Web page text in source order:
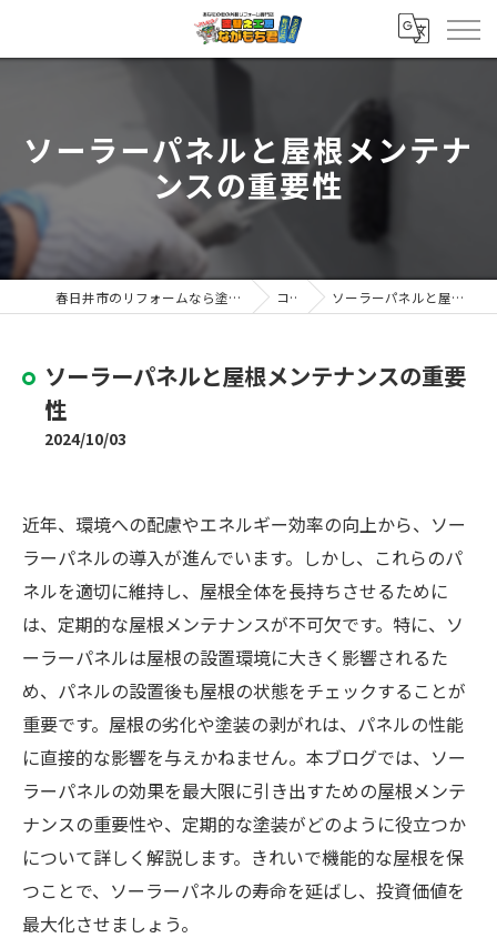
ソーラーパネルと屋根メンテナ
ンスの重要性
春日井市のリフォームなら塗替え工房ながもち君 春日井店 コラム ソーラーパネルと屋根メンテナンスの重要性
ソーラーパネルと屋根メンテナンスの重要
性
2024/10/03
近年、環境への配慮やエネルギー効率の向上から、ソー
ラーパネルの導入が進んでいます。しかし、これらのパ
ネルを適切に維持し、屋根全体を長持ちさせるために
は、定期的な屋根メンテナンスが不可欠です。特に、ソ
ーラーパネルは屋根の設置環境に大きく影響されるた
め、パネルの設置後も屋根の状態をチェックすることが
重要です。屋根の劣化や塗装の剥がれは、パネルの性能
に直接的な影響を与えかねません。本ブログでは、ソー
ラーパネルの効果を最大限に引き出すための屋根メンテ
ナンスの重要性や、定期的な塗装がどのように役立つか
について詳しく解説します。きれいで機能的な屋根を保
つことで、ソーラーパネルの寿命を延ばし、投資価値を
最大化させましょう。